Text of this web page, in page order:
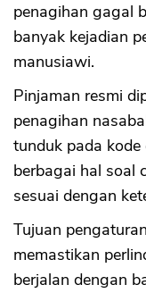
penagihan gagal
banyak kejadian
manusiawi.
Pinjaman resmi
penagihan
tunduk pada
berbagai hal soal
sesuai dengan
Tujuan
memastikan
berjalan dengan